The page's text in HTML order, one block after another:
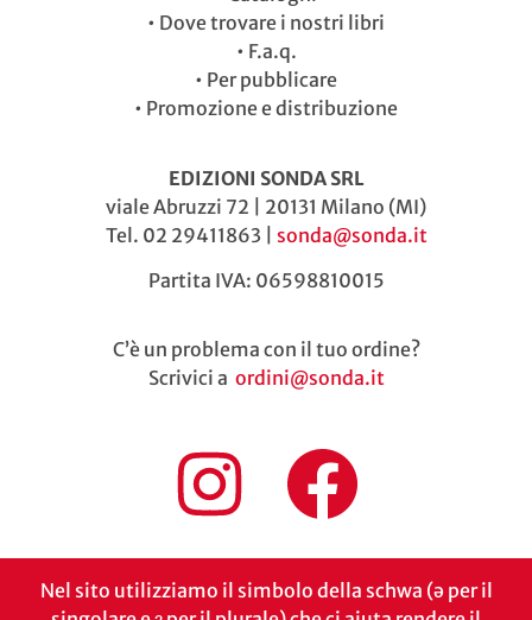
• Dove trovare i nostri libri
• F.a.q.
• Per pubblicare
• Promozione e distribuzione
EDIZIONI SONDA SRL
viale Abruzzi 72 | 20131 Milano (MI)
Tel. 02 29411863 | sonda@sonda.it
Partita IVA: 06598810015
C’è un problema con il tuo ordine?
Scrivici a ordini@sonda.it
Nel sito utilizziamo il simbolo della schwa (ə per il